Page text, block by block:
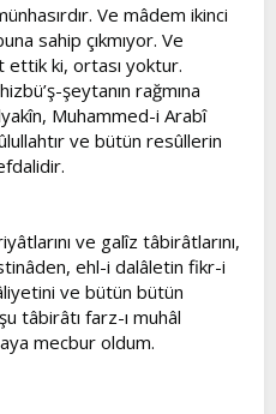
Ve mâdem ikinci
sahip çıkmıyor. Ve
ki, ortası yoktur.
şeytanın rağmına
Muhammed-i Arabî
ve bütün resûllerin
ve galîz tâbirâtlarını,
ehl-i dalâletin fikr-i
ve bütün bütün
tâbirâtı farz-ı muhâl
mecbur oldum.